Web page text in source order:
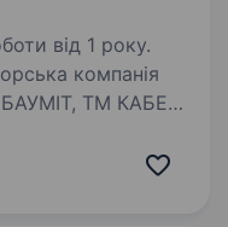
від 1 року.
БАУМІТ, ТМ КАБЕ)
і